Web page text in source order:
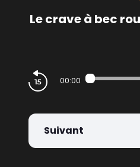
Le crave à bec
00:00
Suivant